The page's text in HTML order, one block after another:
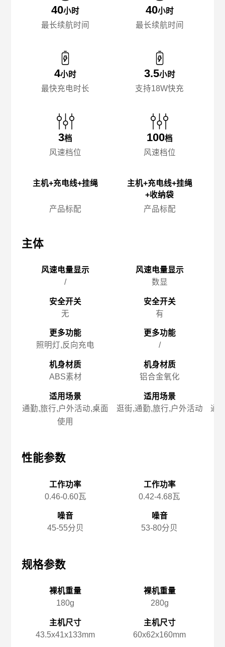
40小时
最长续航时间
4小时
最快充电时长
3档
风速档位
主机+充电线+挂绳
产品标配
主体
风速电量显示
/
安全开关
无
更多功能
照明灯,反向充电
机身材质
ABS素材
适用场景
通勤,旅行,户外活动,桌面
使用
性能参数
工作功率
0.46-0.60瓦
噪音
45-55分贝
规格参数
裸机重量
180g
主机尺寸
43.5x️41x️133mm
40小时
最长续航时间
3.5小时
支持18W快充
100档
风速档位
主机+充电线+挂绳
+收纳袋
产品标配
风速电量显示
数显
安全开关
有
更多功能
/
机身材质
铝合金氧化
适用场景
逛街,通勤,旅行,户外活动
工作功率
0.42-4.68瓦
噪音
53-80分贝
裸机重量
280g
主机尺寸
60x️62x️160mm
通